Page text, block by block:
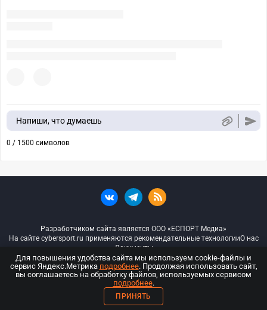
Напиши, что думаешь
0 / 1500 символов
Разработчиком сайта является ООО «ЕСПОРТ Медиа»
На сайте cybersport.ru применяются рекомендательные технологииО нас
Документы
© ООО «Киберспорт.ру» — Все права защищены
18+
ООО «Киберспорт.ру». Свидетельство о регистрации средств массовой
Для повышения удобства сайта мы используем cookie-файлы и
сервис Яндекс.Метрика подробнее. Продолжая использовать сайт,
вы соглашаетесь на обработку файлов, используемых сервисом
подробнее.
ПРИНЯТЬ